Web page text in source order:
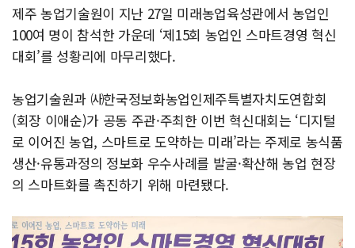
제주 농업기술원이 지난 27일 미래농업육성관에서 농업인
100여 명이 참석한 가운데 ‘제15회 농업인 스마트경영 혁신
대회’를 성황리에 마무리했다.
농업기술원과 ㈔한국정보화농업인제주특별자치도연합회
(회장 이애순)가 공동 주관·주최한 이번 혁신대회는 ‘디지털
로 이어진 농업, 스마트로 도약하는 미래’라는 주제로 농식품
생산·유통과정의 정보화 우수사례를 발굴·확산해 농업 현장
의 스마트화를 촉진하기 위해 마련됐다.